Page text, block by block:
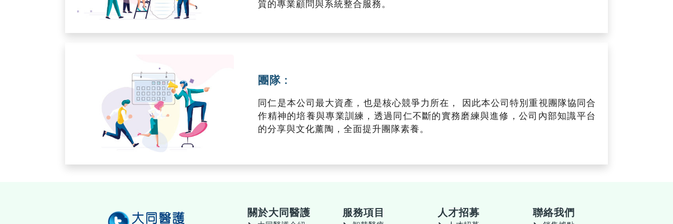
質的專業顧問與系統整合服務。
團隊 :
同仁是本公司最大資產，也是核心競爭力所在， 因此本公司特別重視團隊協同合
作精神的培養與專業訓練，透過同仁不斷的實務磨練與進修，公司內部知識平台
的分享與文化薰陶，全面提升團隊素養。
關於大同醫護 服務項目 人才招募 聯絡我們